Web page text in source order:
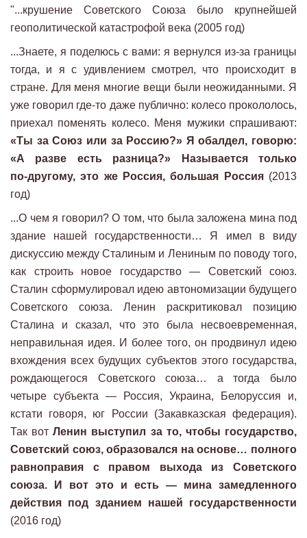
"...крушение Советского Союза было крупнейшей
геополитической катастрофой века (2005 год)
...Знаете, я поделюсь с вами: я вернулся из‑за границы
тогда, и я с удивлением смотрел, что происходит в
стране. Для меня многие вещи были неожиданными. Я
уже говорил где‑то даже публично: колесо прокололось,
приехал поменять колесо. Меня мужики спрашивают:
«Ты за Союз или за Россию?» Я обалдел, говорю:
«А разве есть разница?» Называется только
по‑другому, это же Россия, большая Россия(2013
год)
...О чем я говорил? О том, что была заложена мина под
здание нашей государственности… Я имел в виду
дискуссию между Сталиным и Лениным по поводу того,
как строить новое государство — Советский союз.
Сталин сформулировал идею автономизации будущего
Советского союза. Ленин раскритиковал позицию
Сталина и сказал, что это была несвоевременная,
неправильная идея. И более того, он продвинул идею
вхождения всех будущих субъектов этого государства,
рождающегося Советского союза… а тогда было
четыре субъекта — Россия, Украина, Белоруссия и,
кстати говоря, юг России (Закавказская федерация).
Так вотЛенин выступил за то, чтобы государство,
Советский союз, образовался на основе… полного
равноправия с правом выхода из Советского
союза. И вот это и есть — мина замедленного
действия под зданием нашей государственности
(2016 год)